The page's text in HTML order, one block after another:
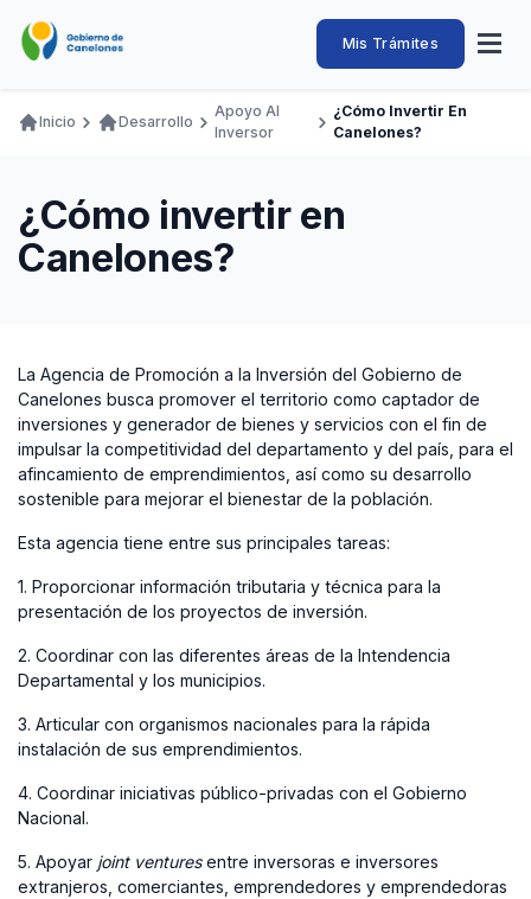
contenido
Intendencia
de
Canelones
Abrir
Navegación
Mis Trámites
Ingresar
Llamados Laborales
Adquisiciones
Ruta
navegación
Inicio Desarrollo
Apoyo Al
Inversor
¿Cómo Invertir En
Canelones?
¿Cómo invertir en
Canelones?
La Agencia de Promoción a la Inversión del Gobierno de
Canelones busca promover el territorio como captador de
inversiones y generador de bienes y servicios con el fin de
impulsar la competitividad del departamento y del país, para el
afincamiento de emprendimientos, así como su desarrollo
sostenible para mejorar el bienestar de la población.
Esta agencia tiene entre sus principales tareas:
1. Proporcionar información tributaria y técnica para la
presentación de los proyectos de inversión.
2. Coordinar con las diferentes áreas de la Intendencia
Departamental y los municipios.
3. Articular con organismos nacionales para la rápida
instalación de sus emprendimientos.
4. Coordinar iniciativas público-privadas con el Gobierno
Nacional.
5. Apoyar joint venturesentre inversoras e inversores
extranjeros, comerciantes, emprendedores y emprendedoras